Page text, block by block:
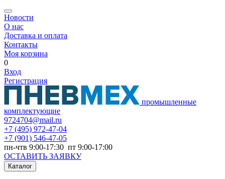
Новости
О нас
Доставка и оплата
Контакты
Моя корзина
0
Вход
Регистрация
промышленные
комплектующие
9724704@mail.ru
+7 (495) 972-47-04
+7 (901) 546-47-05
пн-чтв 9:00-17:30 пт 9:00-17:00
ОСТАВИТЬ ЗАЯВКУ
Каталог